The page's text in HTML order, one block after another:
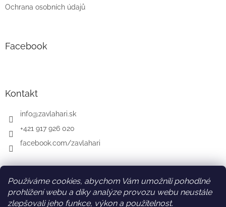
Používáme cookies, abychom Vám umožnili pohodlné
prohlížení webu a díky analýze provozu webu neustále
zlepšovali jeho funkce, výkon a použitelnost.
Ochrana osobních údajů
Facebook
Kontakt
info@zavlahari.sk
+421 917 926 020
facebook.com/zavlahari
SK AT DE